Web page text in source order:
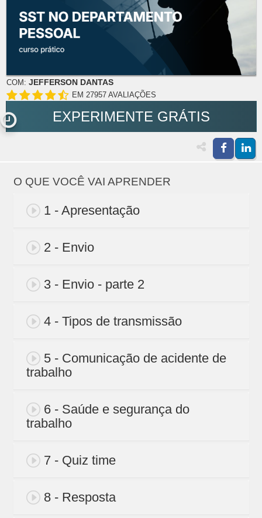
COM: JEFFERSON DANTAS
EM 27957 AVALIAÇÕES
EXPERIMENTE GRÁTIS
O QUE VOCÊ VAI APRENDER
1 - Apresentação
2 - Envio
3 - Envio - parte 2
4 - Tipos de transmissão
5 - Comunicação de acidente de
trabalho
6 - Saúde e segurança do
trabalho
7 - Quiz time
8 - Resposta